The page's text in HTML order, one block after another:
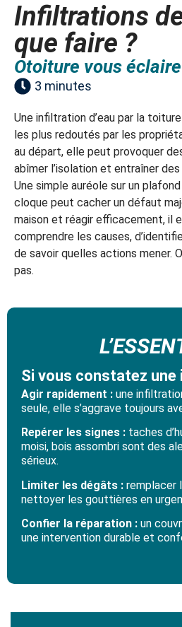
Infiltrations
que faire ?
Otoiture vous éclaire
3 minutes
Une infiltration d’eau par la
les plus redoutés par les
au départ, elle peut provoquer
abîmer l’isolation et entraîner
Une simple auréole sur un
cloque peut cacher un défaut
maison et réagir efficacement, il
comprendre les causes,
de savoir quelles actions mener.
pas.
Si vous constatez
Agir rapidement : une
seule, elle s’aggrave toujours
Repérer les signes : taches
moisi, bois assombri sont des
sérieux.
Limiter les dégâts : remplacer
nettoyer les gouttières en
Confier la réparation : un
une intervention durable et